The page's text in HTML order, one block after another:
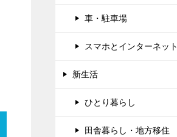
車・駐車場
スマホとインターネット
新生活
ひとり暮らし
田舎暮らし・地方移住